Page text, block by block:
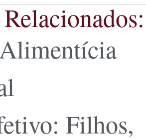
Filhos,